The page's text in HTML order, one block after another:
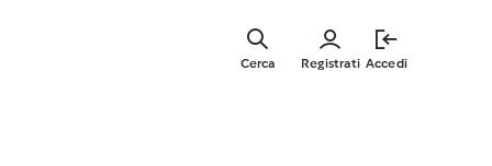
Registrati Accedi
Cerca